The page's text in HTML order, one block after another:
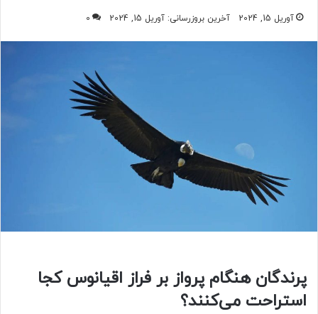
آوریل 15, 2024 آخرین بروزرسانی: آوریل 15, 2024 0
پرندگان هنگام پرواز بر فراز اقیانوس کجا
استراحت می‌کنند؟